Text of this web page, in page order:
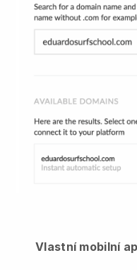
Vlastní mobilní